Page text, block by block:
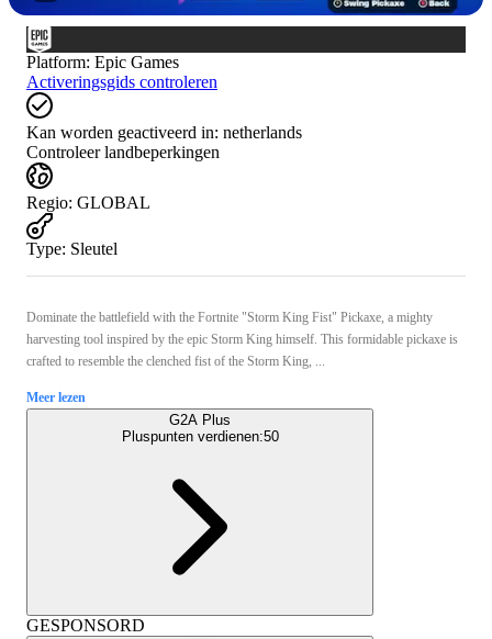
Platform: Epic Games
Activeringsgids controleren
Kan worden geactiveerd in: netherlands
Controleer landbeperkingen
Regio: GLOBAL
Type: Sleutel
Dominate the battlefield with the Fortnite "Storm King Fist" Pickaxe, a mighty
harvesting tool inspired by the epic Storm King himself. This formidable pickaxe is
crafted to resemble the clenched fist of the Storm King, ...
Meer lezen
G2A Plus
Pluspunten verdienen:50
GESPONSORD